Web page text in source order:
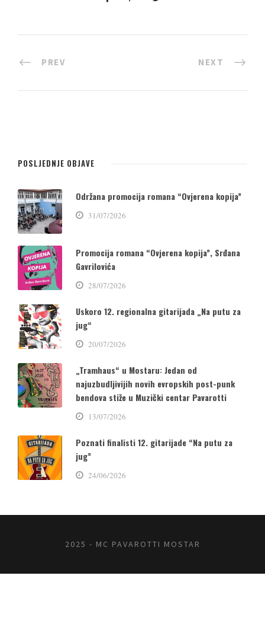
PREV NEXT
POSLJEDNJE OBJAVE
Održana promocija romana “Ovjerena kopija”
31/07/2026
Promocija romana “Ovjerena kopija”, Srđana
Gavrilovića
28/07/2026
Uskoro 12. regionalna gitarijada „Na putu za
jug“
20/07/2026
„Tramhaus“ u Mostaru: Jedan od
najuzbudljivijih novih evropskih post-punk
bendova stiže u Muzički centar Pavarotti
13/07/2026
Poznati finalisti 12. gitarijade “Na putu za
jug”
24/06/2026
2025 - MC PAVAROTTI MOSTAR